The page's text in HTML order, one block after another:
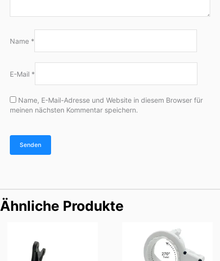
Name *
E-Mail *
Name, E-Mail-Adresse und Website in diesem Browser für
meinen nächsten Kommentar speichern.
Ähnliche Produkte
bis
$95.00